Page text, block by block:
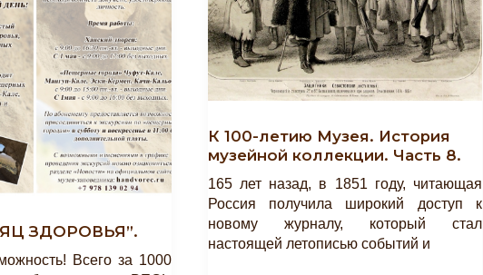
ЗДОРОВЬЯ”.
Всего за 1000
К 100-летию Музея. История
музейной коллекции. Часть 8.
165 лет назад, в 1851 году, читающая
Россия получила широкий доступ к
новому журналу, который стал
настоящей летописью событий и